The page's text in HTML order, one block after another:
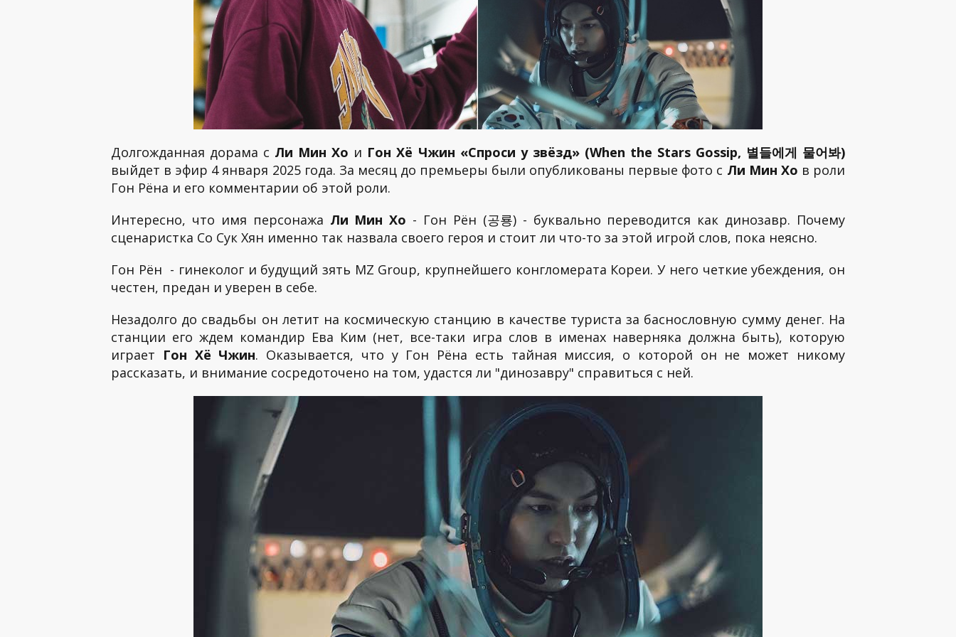
Долгожданная дорама с Ли Мин Хо и Гон Хё Чжин «Спроси у звёзд» (When the Stars Gossip, 별들에게 물어봐)
выйдет в эфир 4 января 2025 года. За месяц до премьеры были опубликованы первые фото с Ли Мин Хо в роли
Гон Рёна и его комментарии об этой роли.
Интересно, что имя персонажа Ли Мин Хо - Гон Рён (공룡) - буквально переводится как динозавр. Почему
сценаристка Со Сук Хян именно так назвала своего героя и стоит ли что-то за этой игрой слов, пока неясно.
Гон Рён - гинеколог и будущий зять MZ Group, крупнейшего конгломерата Кореи. У него четкие убеждения, он
честен, предан и уверен в себе.
Незадолго до свадьбы он летит на космическую станцию в качестве туриста за баснословную сумму денег. На
станции его ждем командир Ева Ким (нет, все-таки игра слов в именах наверняка должна быть), которую
играет Гон Хё Чжин. Оказывается, что у Гон Рёна есть тайная миссия, о которой он не может никому
рассказать, и внимание сосредоточено на том, удастся ли "динозавру" справиться с ней.